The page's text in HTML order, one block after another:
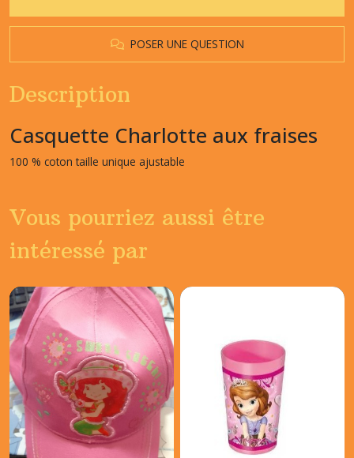
POSER UNE QUESTION
Description
Casquette Charlotte aux fraises
100 % coton taille unique ajustable
Vous pourriez aussi être
intéressé par